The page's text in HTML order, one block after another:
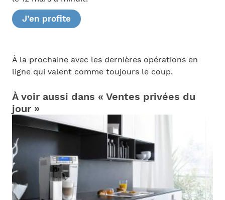
J’en profite
À la prochaine avec les dernières opérations en
ligne qui valent comme toujours le coup.
À voir aussi dans « Ventes privées du
jour »